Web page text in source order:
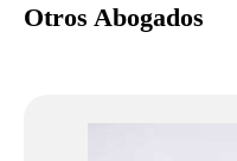
Otros Abogados